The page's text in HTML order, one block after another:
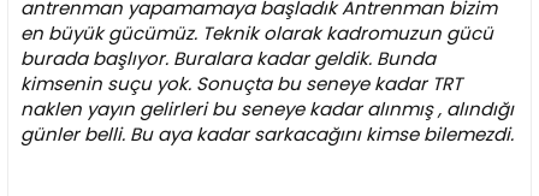
antrenman yapamamaya başladık Antrenman bizim
en büyük gücümüz. Teknik olarak kadromuzun gücü
burada başlıyor. Buralara kadar geldik. Bunda
kimsenin suçu yok. Sonuçta bu seneye kadar TRT
naklen yayın gelirleri bu seneye kadar alınmış , alındığı
günler belli. Bu aya kadar sarkacağını kimse bilemezdi.